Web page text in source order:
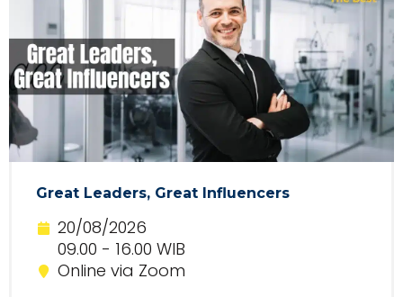
Great Leaders, Great Influencers
20/08/2026
09.00 - 16.00 WIB
Online via Zoom